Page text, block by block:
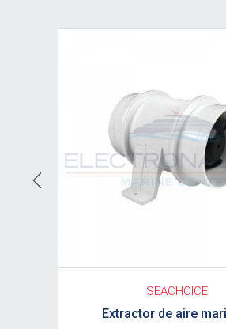
SEACHOICE
Extractor de aire
Previous